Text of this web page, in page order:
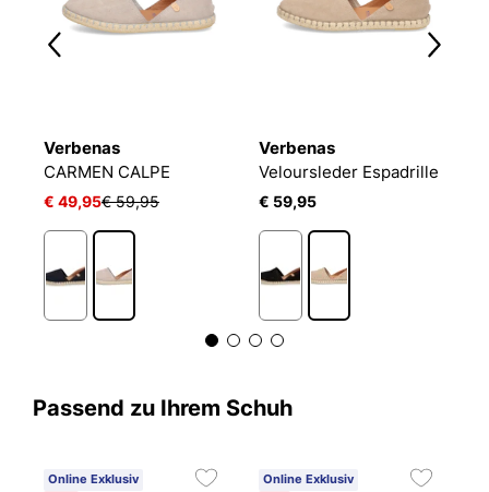
Verbenas
CARMEN CALPE
€ 49,95€ 59,95
Verbenas
Veloursleder Espadrille
€ 59,95
Passend zu Ihrem Schuh
Online Exklusiv
Online Exklusiv